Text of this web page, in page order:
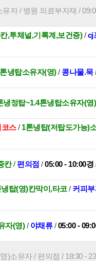
자 / 병원 의료부자재 /
,투체널,기록계,보건증)/cj
냉탑소유자(영)/ 콩나물.묵
냉정탑~1.4톤냉탑소유자(영)
스/ 1톤냉탑(저탑도가능)
칸/편의점 /05:00 - 10:00경
냉탑(영)칸막이,타코 / 커피
자(영)/ 야채류/05:00 -
)소유자 / 편의점 / 18:30 -